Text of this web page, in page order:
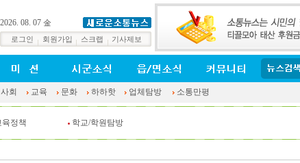
2026. 08. 07 金
로그인 회원가입 스크랩 기사제보
사회 교육 문화 하하핫 업체탐방 소통만평
육정책 학교/학원탐방